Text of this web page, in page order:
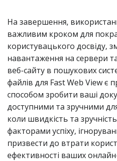
На завершення,
важливим кроком для
користувацького досвіду,
навантаження на сервери
веб-сайту в пошукових
файлів для Fast Web View є
способом зробити ваші
доступними та зручними
коли швидкість та
факторами успіху,
призвести до втрати
ефективності ваших